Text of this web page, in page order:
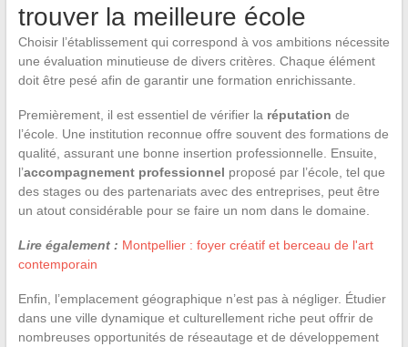
trouver la meilleure école
Choisir l’établissement qui correspond à vos ambitions nécessite
une évaluation minutieuse de divers critères. Chaque élément
doit être pesé afin de garantir une formation enrichissante.
Premièrement, il est essentiel de vérifier la réputation de
l’école. Une institution reconnue offre souvent des formations de
qualité, assurant une bonne insertion professionnelle. Ensuite,
l’accompagnement professionnel proposé par l’école, tel que
des stages ou des partenariats avec des entreprises, peut être
un atout considérable pour se faire un nom dans le domaine.
Lire également : Montpellier : foyer créatif et berceau de l'art
contemporain
Enfin, l’emplacement géographique n’est pas à négliger. Étudier
dans une ville dynamique et culturellement riche peut offrir de
nombreuses opportunités de réseautage et de développement